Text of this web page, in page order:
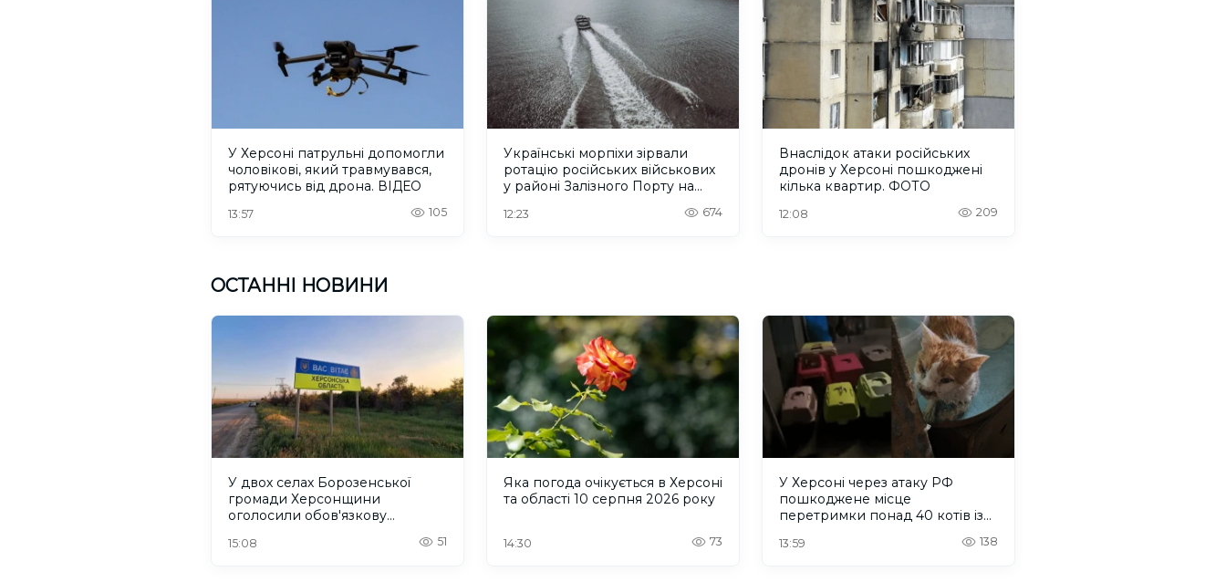
У Херсоні патрульні допомогли
чоловікові, який травмувався,
рятуючись від дрона. ВІДЕО
13:57 105
Українські морпіхи зірвали
ротацію російських військових
у районі Залізного Порту на
12:23 674
Внаслідок атаки російських
дронів у Херсоні пошкоджені
кілька квартир. ФОТО
12:08 209
ОСТАННІ НОВИНИ
У двох селах Борозенської
громади Херсонщини
оголосили обов'язкову
15:08 51
Яка погода очікується в Херсоні
та області 10 серпня 2026 року
14:30 73
У Херсоні через атаку РФ
пошкоджене місце
перетримки понад 40 котів із
13:59 138